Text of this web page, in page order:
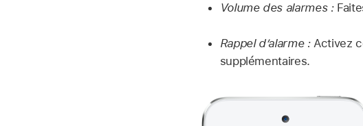
Volume des alarmes :
Rappel d’alarme :Activez
supplémentaires.